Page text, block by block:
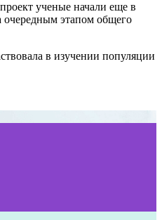
ученые начали еще в
очередным этапом общего
в изучении популяции